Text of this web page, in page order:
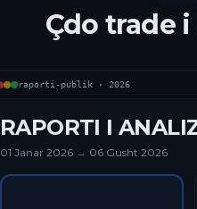
Çdo trade
raporti-publik · 2026
RAPORTI I
01 Janar 2026 → 06 Gusht 2026